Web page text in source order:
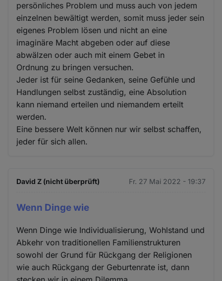
persönliches Problem und muss auch von jedem
einzelnen bewältigt werden, somit muss jeder sein
eigenes Problem lösen und nicht an eine
imaginäre Macht abgeben oder auf diese
abwälzen oder auch mit einem Gebet in
Ordnung zu bringen versuchen.
Jeder ist für seine Gedanken, seine Gefühle und
Handlungen selbst zuständig, eine Absolution
kann niemand erteilen und niemandem erteilt
werden.
Eine bessere Welt können nur wir selbst schaffen,
jeder für sich allen.
David Z (nicht überprüft) Fr. 27 Mai 2022 - 19:37
Wenn Dinge wie
Wenn Dinge wie Individualisierung, Wohlstand und
Abkehr von traditionellen Familienstrukturen
sowohl der Grund für Rückgang der Religionen
wie auch Rückgang der Geburtenrate ist, dann